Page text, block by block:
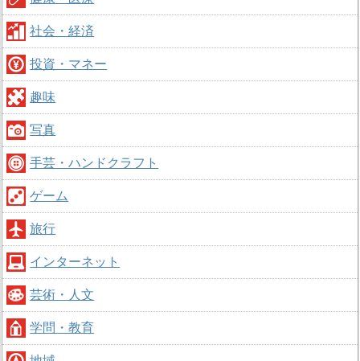
社会・経済
投資・マネー
趣味
写真
手芸・ハンドクラフト
ゲーム
旅行
インターネット
芸術・人文
学問・教育